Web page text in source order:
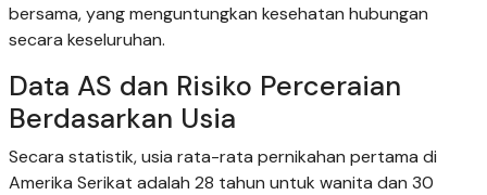
bersama, yang menguntungkan kesehatan hubungan
secara keseluruhan.
Data AS dan Risiko Perceraian
Berdasarkan Usia
Secara statistik, usia rata-rata pernikahan pertama di
Amerika Serikat adalah 28 tahun untuk wanita dan 30